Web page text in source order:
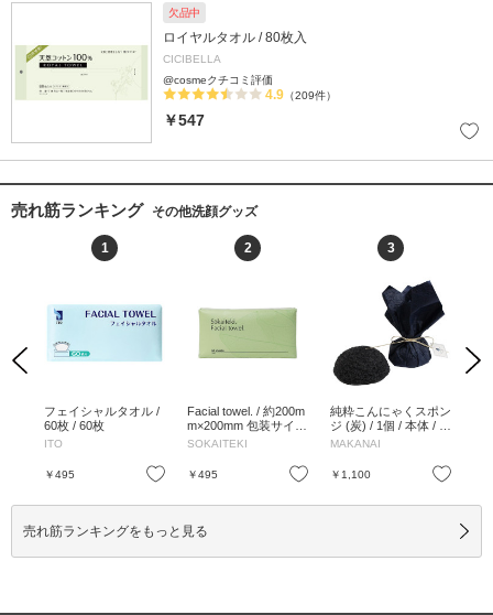
欠品中
ロイヤルタオル / 80枚入
CICIBELLA
@cosmeクチコミ評価
4.9 （209件）
￥547
売れ筋ランキング その他洗顔グッズ
Previous
お気に入り
1
フェイシャルタオル /
60枚 / 60枚
ITO
￥495 お気に入り
2
Facial towel. / 約200m
m×200mm 包装サイ
ズ:約 205mm×100mm
0mm 包装サイズ:約 2
05mm×100mm×80mm
SOKAITEKI
￥495 お気に入り
3
純粋こんにゃくスポン
ジ (炭) / 1個 / 本体 / 1
個
MAKANAI
￥1,100
Next
売れ筋ランキングをもっと見る